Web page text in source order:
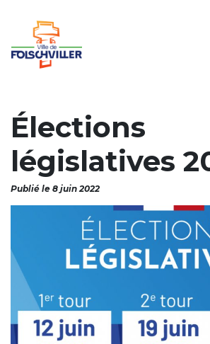
Élections
législatives
Publié le 8 juin 2022